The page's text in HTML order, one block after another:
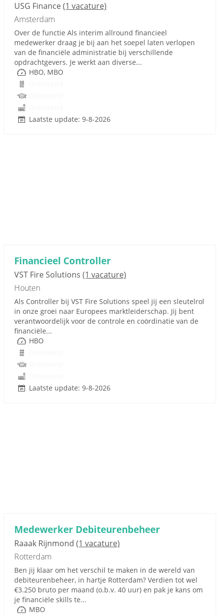
USG Finance(1 vacature)
Amsterdam
Over de functie Als interim allround financieel
medewerker draag je bij aan het soepel laten verlopen
van de financiële administratie bij verschillende
opdrachtgevers. Je werkt aan diverse...
HBO, MBO
Laatste update: 9-8-2026
Financieel Controller
VST Fire Solutions (1 vacature)
Houten
Als Controller bij VST Fire Solutions speel jij een sleutelrol
in onze groei naar Europees marktleiderschap. Jij bent
verantwoordelijk voor de controle en coördinatie van de
financiële...
HBO
Laatste update: 9-8-2026
Medewerker Debiteurenbeheer
Raaak Rijnmond (1 vacature)
Rotterdam
Ben jij klaar om het verschil te maken in de wereld van
debiteurenbeheer, in hartje Rotterdam? Verdien tot wel
€3.250 bruto per maand (o.b.v. 40 uur) en pak je kans om
je financiële skills te...
MBO